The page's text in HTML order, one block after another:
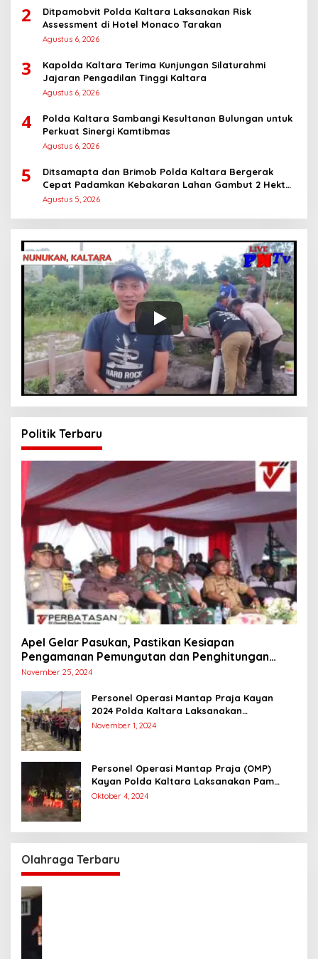
2
Ditpamobvit Polda Kaltara Laksanakan Risk
Assessment di Hotel Monaco Tarakan
Agustus 6, 2026
3
Kapolda Kaltara Terima Kunjungan Silaturahmi
Jajaran Pengadilan Tinggi Kaltara
Agustus 6, 2026
4
Polda Kaltara Sambangi Kesultanan Bulungan untuk
Perkuat Sinergi Kamtibmas
Agustus 6, 2026
5
Ditsamapta dan Brimob Polda Kaltara Bergerak
Cepat Padamkan Kebakaran Lahan Gambut 2 Hektar
di Bulungan
Agustus 5, 2026
Politik Terbaru
Apel Gelar Pasukan, Pastikan Kesiapan
Pengamanan Pemungutan dan Penghitungan
Suara
November 25, 2024
Personel Operasi Mantap Praja Kayan
2024 Polda Kaltara Laksanakan
Pengamanan Simulasi Pemungutan dan
November 1, 2024
Personel Operasi Mantap Praja (OMP)
Kayan Polda Kaltara Laksanakan Pam
Kampanye Paslon Gubernur dan Wakil
Oktober 4, 2024
Olahraga Terbaru